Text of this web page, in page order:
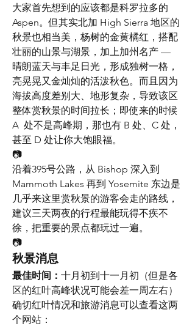
大家首先想到的应该都是科罗拉多的
Aspen。但其实北加 High Sierra 地区的
秋景也相当美，杨树的金黄橘红，搭配
壮丽的山景与湖景，加上加州名产 —
晴朗蓝天与丰足日光，形成独树一格，
亮晃晃又金灿灿的活泼秋色。而且因为
海拔高度差别大、地形复杂，导致该区
整体赏秋景的时间拉长；即使来的时候
A  处不是高峰期，那也有 B 处、C 处，
甚至 D 处让你大饱眼福。
📷
沿着395号公路，从 Bishop 深入到
Mammoth Lakes 再到 Yosemite 东边是
几乎来这里赏秋景的游客会走的路线，
建议三天两夜的行程最能玩得不疾不
徐，把重要的景点都玩过一遍。
📷
秋景消息
最佳时间： 十月初到十一月初（但是各
区的红叶高峰状况可能会差一周左右）
确切红叶情况和旅游消息可以查看这两
个网站：